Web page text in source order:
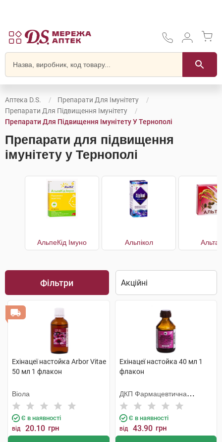
Аптека D.S.
Препарати Для Імунітету
Препарати Для Підвищення Імунітету
Препарати Для Підвищення Імунітету У Тернополі
Препарати для підвищення
імунітету у Тернополі
АльпеКід Імуно Альпікол
Фільтри
Ехінацеї настойка Arbor Vitae
50 мл 1 флакон
Віола
Є в наявності
від 20.10 грн
Ехінацеї настойка 40 мл 1
флакон
ДКП Фармацевтична
фабрика
Є в наявності
від 43.90 грн